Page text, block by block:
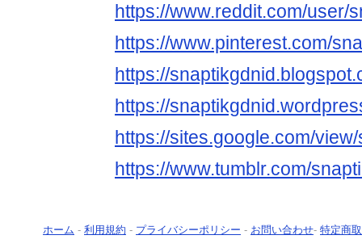
https://www.reddit.com/user/
https://www.pinterest.com/
https://
https://
https://sites.google.com/
https://www.tumblr.com/
ホーム - 利用規約 - プライバシーポリシー - お問い合わせ- 特定商